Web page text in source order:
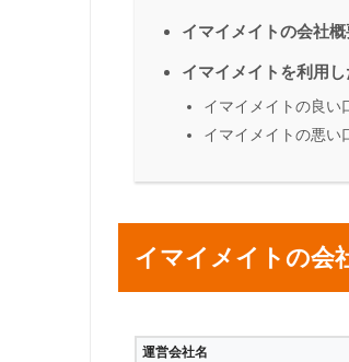
イマイメイトの会社概
イマイメイトを利用
イマイメイトの良い
イマイメイトの悪い
イマイメイトの会
運営会社名